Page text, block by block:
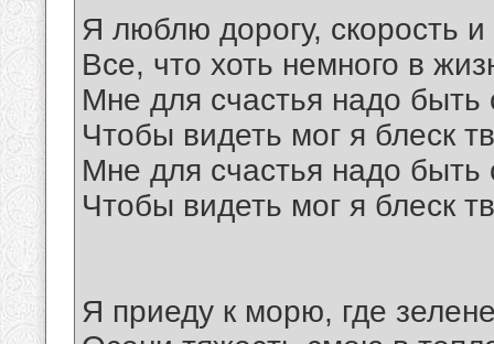
Я люблю дорогу, скорость
Все, что хоть немного в
Мне для счастья надо
Чтобы видеть мог я блеск
Мне для счастья надо
Чтобы видеть мог я блеск
Я приеду к морю, где